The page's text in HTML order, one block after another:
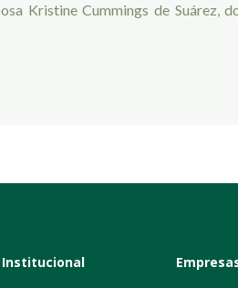
Kristine Cummings de
Institucional